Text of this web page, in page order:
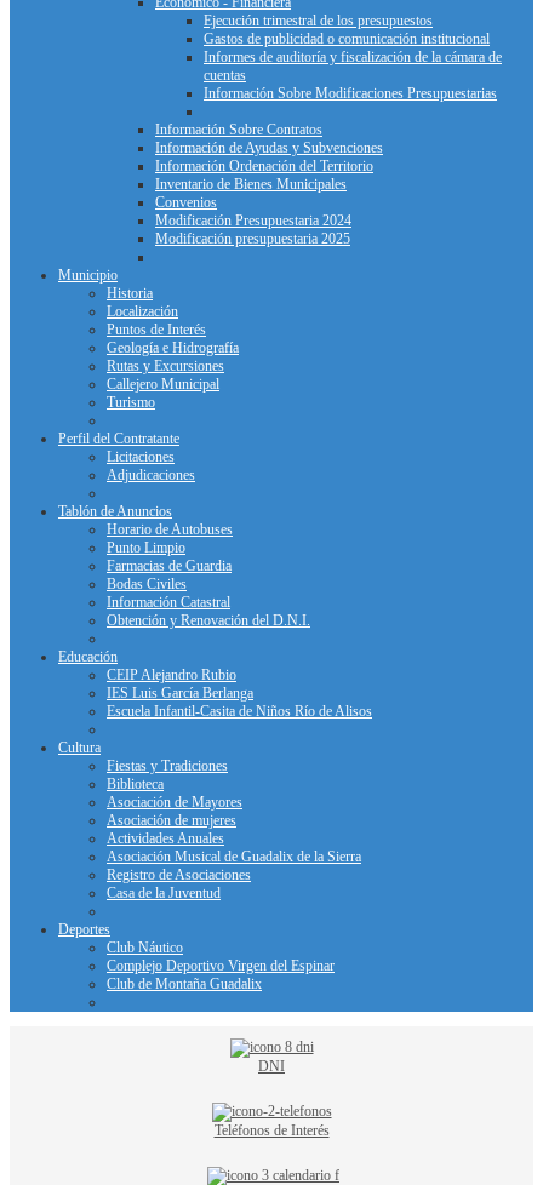
Ejecución trimestral de los presupuestos
Gastos de publicidad o comunicación institucional
Informes de auditoría y fiscalización de la cámara de
cuentas
Información Sobre Modificaciones Presupuestarias
Información Sobre Contratos
Información de Ayudas y Subvenciones
Información Ordenación del Territorio
Inventario de Bienes Municipales
Convenios
Modificación Presupuestaria 2024
Modificación presupuestaria 2025
Municipio
Historia
Localización
Puntos de Interés
Geología e Hidrografía
Rutas y Excursiones
Callejero Municipal
Turismo
Perfil del Contratante
Licitaciones
Adjudicaciones
Tablón de Anuncios
Horario de Autobuses
Punto Limpio
Farmacias de Guardia
Bodas Civiles
Información Catastral
Obtención y Renovación del D.N.I.
Educación
CEIP Alejandro Rubio
IES Luis García Berlanga
Escuela Infantil-Casita de Niños Río de Alisos
Cultura
Fiestas y Tradiciones
Biblioteca
Asociación de Mayores
Asociación de mujeres
Actividades Anuales
Asociación Musical de Guadalix de la Sierra
Registro de Asociaciones
Casa de la Juventud
Deportes
Club Náutico
Complejo Deportivo Virgen del Espinar
Club de Montaña Guadalix
DNI
Teléfonos de Interés